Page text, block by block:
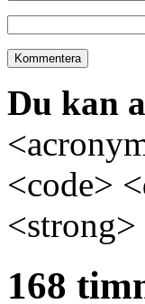
Du kan
<code>
<strong>
168